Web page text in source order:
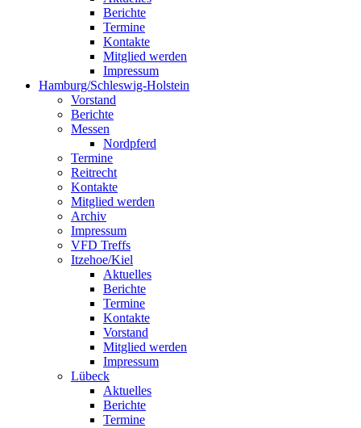
Berichte
Termine
Kontakte
Mitglied werden
Impressum
Hamburg/Schleswig-Holstein
Vorstand
Berichte
Messen
Nordpferd
Termine
Reitrecht
Kontakte
Mitglied werden
Archiv
Impressum
VFD Treffs
Itzehoe/Kiel
Aktuelles
Berichte
Termine
Kontakte
Vorstand
Mitglied werden
Impressum
Lübeck
Aktuelles
Berichte
Termine